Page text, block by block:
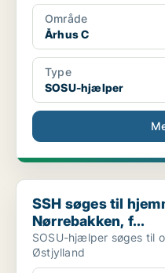
Område
Århus C
Type
SOSU-hjælper
SSH søges til hjemme- og
SSH søges til
Nørrebakken, f...
SOSU-hjælper søges til
Østjylland